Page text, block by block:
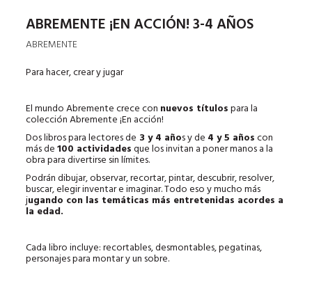
ABREMENTE ¡EN ACCIÓN! 3-4 AÑOS
ABREMENTE
Para hacer, crear y jugar
El mundo Abremente crece con nuevos títulospara la
colección Abremente ¡En acción!
Dos libros para lectores de 3 y 4 años y de 4 y 5 añoscon
más de100 actividadesque los invitan a poner manos a la
obra para divertirse sin límites.
Podrán dibujar, observar, recortar, pintar, descubrir, resolver,
buscar, elegir inventar e imaginar. Todo eso y mucho más
jugando con las temáticas más entretenidas acordes a
la edad.
Cada libro incluye: recortables, desmontables, pegatinas,
personajes para montar y un sobre.